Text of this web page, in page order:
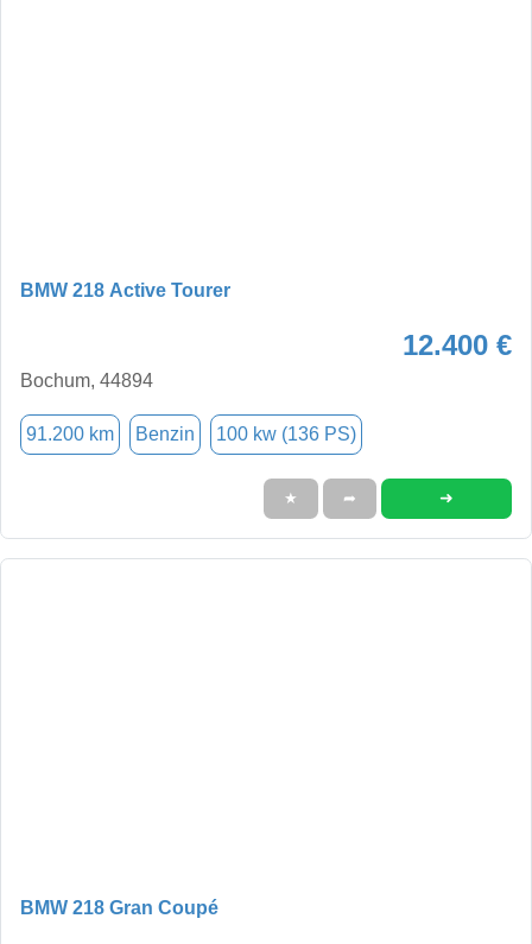
BMW 218 Active Tourer
12.400 €
Bochum, 44894
91.200 km Benzin 100 kw (136 PS)
★ ➦ ➜
BMW 218 Gran Coupé